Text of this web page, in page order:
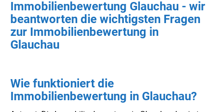
Immobilienbewertung Glauchau - wir
beantworten die wichtigsten Fragen
zur Immobilienbewertung in
Glauchau
Wie funktioniert die
Immobilienbewertung in Glauchau?